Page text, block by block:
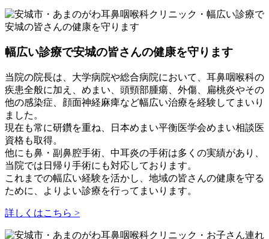
幅広い診療で安城の皆さんの健康を守ります
当院の院長は、大学病院や総合病院において、耳鼻咽喉科の
疾患全般に加え、めまい、頭頸部腫瘍、外傷、扁桃炎やその
他の感染症、顔面神経麻痺など幅広い治療を経験してまいり
ました。
現在も常に研鑽を重ね、日本めまい平衡医学会めまい相談医
資格も取得。
他にも鼻・副鼻腔手術、中耳炎の手術は多くの実績があり、
当院では日帰り手術にも対応しております。
これまでの幅広い経験を活かし、地域の皆さんの健康を守る
ために、よりよい診療を行ってまいります。
詳しくはこちら >